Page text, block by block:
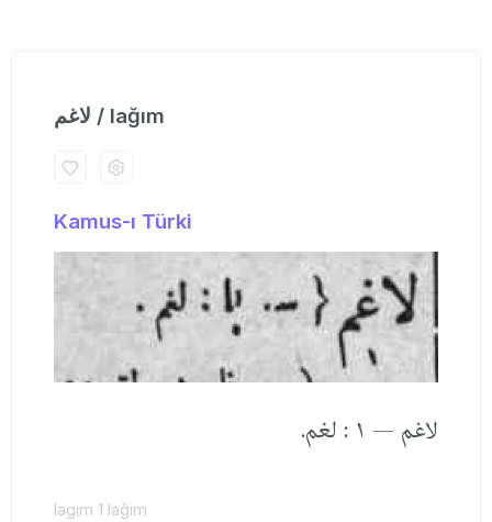
لاغم / lağım
Kamus-ı Türki
لاغم — ١ : لغم.
lagım 1 lağım